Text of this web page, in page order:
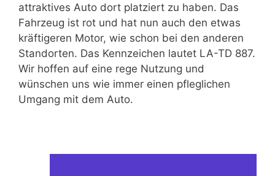
attraktives Auto dort platziert zu haben. Das
Fahrzeug ist rot und hat nun auch den etwas
kräftigeren Motor, wie schon bei den anderen
Standorten. Das Kennzeichen lautet LA-TD 887.
Wir hoffen auf eine rege Nutzung und
wünschen uns wie immer einen pfleglichen
Umgang mit dem Auto.